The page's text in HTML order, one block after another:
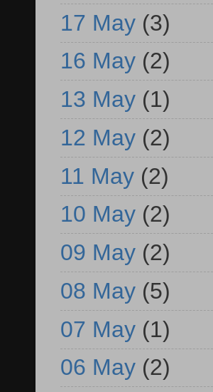
17 May (3)
16 May (2)
13 May (1)
12 May (2)
11 May (2)
10 May (2)
09 May (2)
08 May (5)
07 May (1)
06 May (2)